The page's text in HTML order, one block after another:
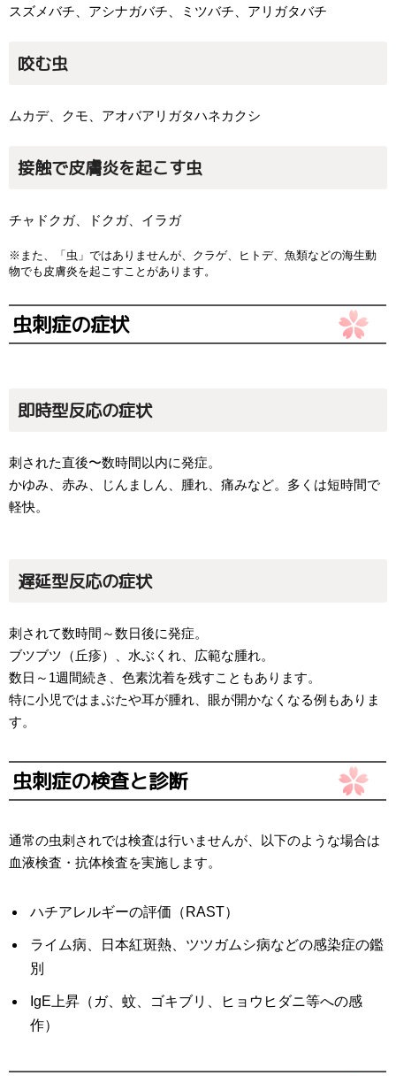
スズメバチ、アシナガバチ、ミツバチ、アリガタバチ
咬む虫
ムカデ、クモ、アオバアリガタハネカクシ
接触で皮膚炎を起こす虫
チャドクガ、ドクガ、イラガ
※また、「虫」ではありませんが、クラゲ、ヒトデ、魚類などの海生動
物でも皮膚炎を起こすことがあります。
虫刺症の症状
即時型反応の症状
刺された直後〜数時間以内に発症。
かゆみ、赤み、じんましん、腫れ、痛みなど。多くは短時間で
軽快。
遅延型反応の症状
刺されて数時間～数日後に発症。
ブツブツ（丘疹）、水ぶくれ、広範な腫れ。
数日～1週間続き、色素沈着を残すこともあります。
特に小児ではまぶたや耳が腫れ、眼が開かなくなる例もありま
す。
虫刺症の検査と診断
通常の虫刺されでは検査は行いませんが、以下のような場合は
血液検査・抗体検査を実施します。
ハチアレルギーの評価（RAST）
ライム病、日本紅斑熱、ツツガムシ病などの感染症の鑑
別
IgE上昇（ガ、蚊、ゴキブリ、ヒョウヒダニ等への感
作）